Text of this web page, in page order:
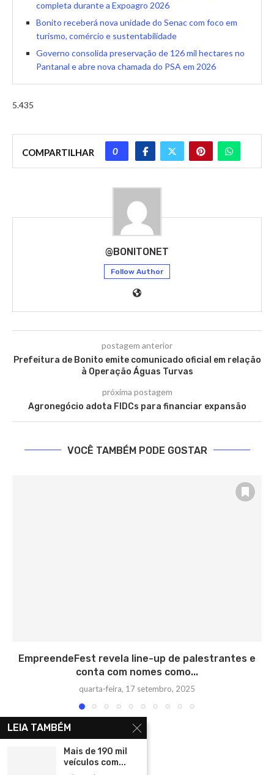
completa durante a Expoagro 2026
Bonito receberá nova unidade do Senac com foco em
turismo, comércio e sustentabilidade
Governo consolida preservação de 126 mil hectares no
Pantanal e abre nova chamada do PSA em 2026
5.435
COMPARTILHAR 0
@BONITONET
Follow Author
postagem anterior
Prefeitura de Bonito emite comunicado oficial em relação
à Operação Águas Turvas
próxima postagem
Agronegócio adota FIDCs para financiar expansão
VOCÊ TAMBÉM PODE GOSTAR
EmpreendeFest revela line-up de palestrantes e
conta com nomes como...
quarta-feira, 17 setembro, 2025
LEIA TAMBÉM
Mais de 190 mil
veículos com...